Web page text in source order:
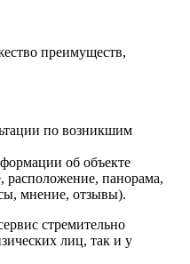
преимуществ,
по возникшим
об объекте
расположение, панорама,
мнение, отзывы).
стремительно
лиц, так и у